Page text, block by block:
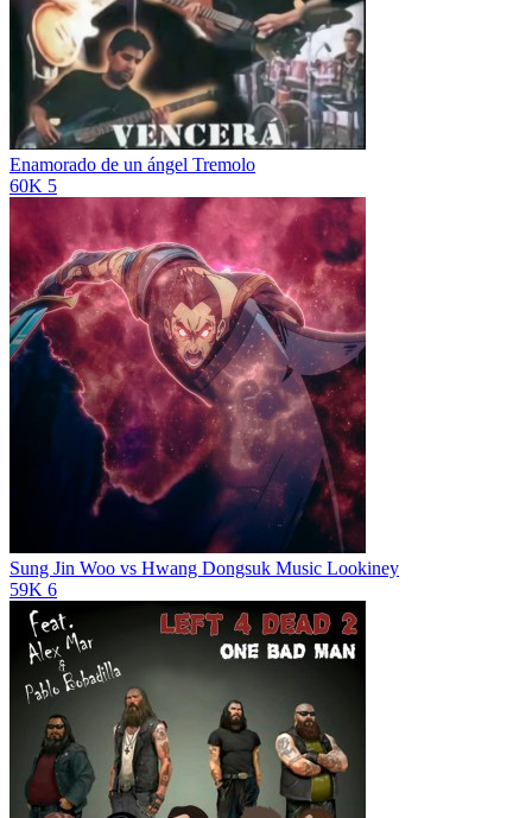
Enamorado de un ángel Tremolo
60K 5
Sung Jin Woo vs Hwang Dongsuk Music Lookiney
59K 6